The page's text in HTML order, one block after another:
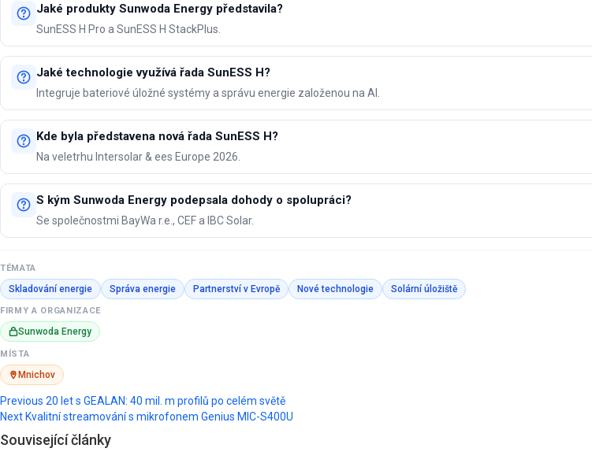
Jaké produkty Sunwoda Energy představila?
SunESS H Pro a SunESS H StackPlus.
Jaké technologie využívá řada SunESS H?
Integruje bateriové úložné systémy a správu energie založenou na AI.
Kde byla představena nová řada SunESS H?
Na veletrhu Intersolar & ees Europe 2026.
S kým Sunwoda Energy podepsala dohody o spolupráci?
Se společnostmi BayWa r.e., CEF a IBC Solar.
TÉMATA
Skladování energie Správa energie Partnerství v Evropě Nové technologie Solární úložiště
FIRMY A ORGANIZACE
Sunwoda Energy
MÍSTA
Mnichov
Post
navigation
Previous 20 let s GEALAN: 40 mil. m profilů po celém světě
NextKvalitní streamování s mikrofonem Genius MIC-S400U
Související články